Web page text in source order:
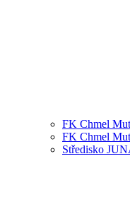
FK Chmel
FK Chmel
Středisko